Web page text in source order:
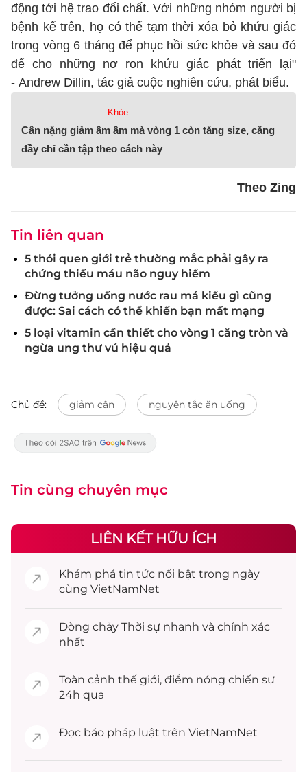
động tới hệ trao đổi chất. Với những nhóm người bị
bệnh kể trên, họ có thể tạm thời xóa bỏ khứu giác
trong vòng 6 tháng để phục hồi sức khỏe và sau đó
để cho những nơ ron khứu giác phát triển lại"
- Andrew Dillin, tác giả cuộc nghiên cứu, phát biểu.
Khỏe
Cân nặng giảm ầm ầm mà vòng 1 còn tăng size, căng
đầy chỉ cần tập theo cách này
Theo Zing
Tin liên quan
5 thói quen giới trẻ thường mắc phải gây ra
chứng thiếu máu não nguy hiểm
Đừng tưởng uống nước rau má kiểu gì cũng
được: Sai cách có thể khiến bạn mất mạng
5 loại vitamin cần thiết cho vòng 1 căng tròn và
ngừa ung thư vú hiệu quả
Chủ đề: giảm cân nguyên tắc ăn uống
Tin cùng chuyên mục
LIÊN KẾT HỮU ÍCH
Khám phá tin tức nổi bật trong ngày
cùng VietNamNet
Dòng chảy Thời sự nhanh và chính xác
nhất
Toàn cảnh thế giới, điểm nóng chiến sự
24h qua
Đọc báo pháp luật trên VietNamNet